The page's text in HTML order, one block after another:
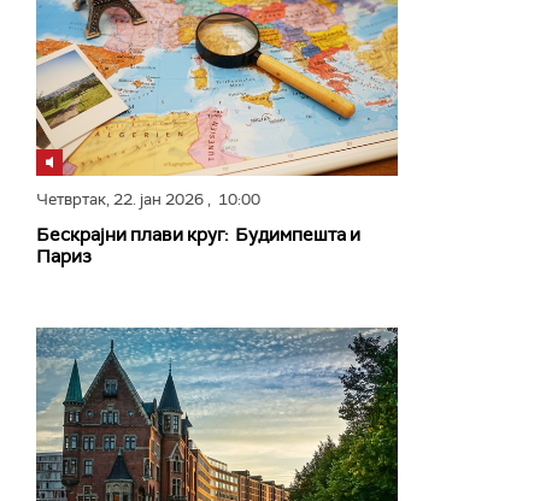
Четвртак,22. јан 2026, 10:00
Бескрајни плави круг: Будимпешта и
Париз